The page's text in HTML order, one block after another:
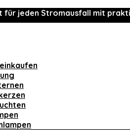
für jeden Stromausfall mit